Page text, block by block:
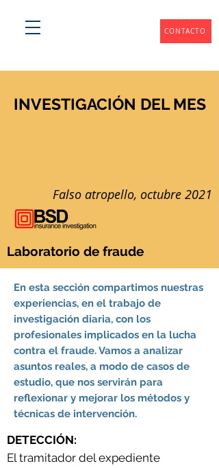
CONTACTO
INVESTIGACIÓN DEL MES
Falso atropello, octubre 2021
Laboratorio de fraude
En esta sección compartimos nuestras
experiencias, en el trabajo de
investigación diaria, con los
profesionales implicados en la lucha
contra el fraude. Vamos a analizar
asuntos reales, a modo de casos de
estudio, que nos servirán para
reflexionar y mejorar los métodos y
técnicas de intervención.
DETECCIÓN:
El tramitador del expediente